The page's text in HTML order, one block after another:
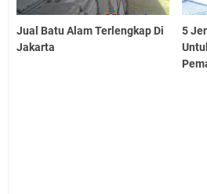
Jual Batu Alam Terlengkap Di
Jakarta
5